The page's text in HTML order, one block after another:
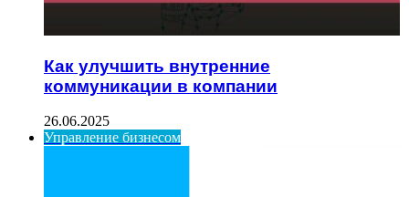
Как улучшить внутренние
коммуникации в компании
26.06.2025
Управление бизнесом